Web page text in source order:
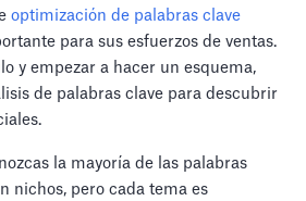
optimización de palabras clave
para sus esfuerzos de ventas.
y empezar a hacer un esquema,
de palabras clave para descubrir
la mayoría de las palabras
nichos, pero cada tema es